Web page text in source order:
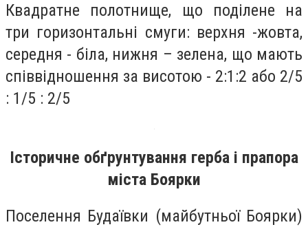
Квадратне полотнище, що поділене на
три горизонтальні смуги: верхня -жовта,
середня - біла, нижня – зелена, що мають
співвідношення за висотою - 2:1:2 або 2/5
: 1/5 : 2/5
Історичне обґрунтування герба і прапора
міста Боярки
Поселення Будаївки (майбутньої Боярки)